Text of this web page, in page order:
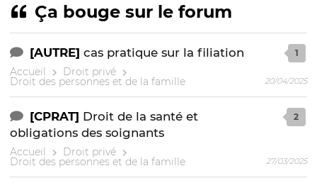
Ça bouge sur le forum
[AUTRE] cas pratique sur la filiation
Accueil Droit privé
Droit des personnes et de la famille
1
20/04/2025
[CPRAT] Droit de la santé et
obligations des soignants
Accueil Droit privé
Droit des personnes et de la famille
2
27/03/2025